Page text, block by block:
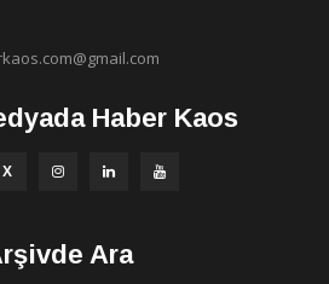
Haber Kaos
Ara